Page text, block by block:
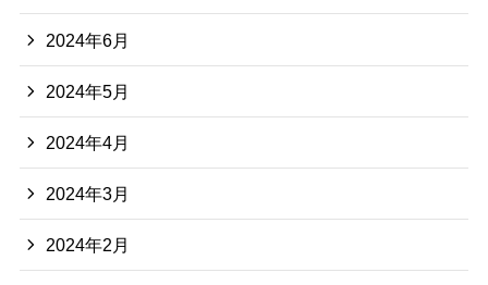
2024年6月
2024年5月
2024年4月
2024年3月
2024年2月